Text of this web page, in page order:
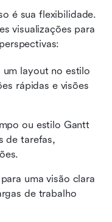
é sua flexibilidade.
visualizações para
um layout no estilo
rápidas e visões
ou estilo Gantt
de tarefas,
uma visão clara
de trabalho